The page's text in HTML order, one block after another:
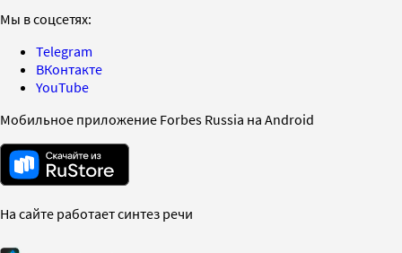
Мы в соцсетях:
Telegram
ВКонтакте
YouTube
Мобильное приложение Forbes Russia на Android
На сайте работает синтез речи